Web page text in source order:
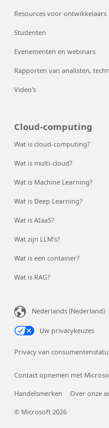
Resources voor ontwikkelaars
Studenten
Evenementen en webinars
Rapporten van analisten,
Video's
Cloud-computing
Wat is cloud-computing?
Wat is multi-cloud?
Wat is Machine Learning?
Wat is Deep Learning?
Wat is AIaaS?
Wat zijn LLM's?
Wat is een container?
Wat is RAG?
Nederlands (Nederland)
Uw privacykeuzes
Privacy van
Contact opnemen met
Handelsmerken Over onze
© Microsoft 2026